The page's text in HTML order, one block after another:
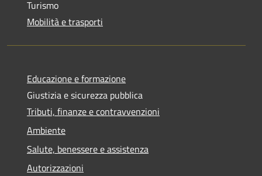
Turismo
Mobilità e trasporti
Educazione e formazione
Giustizia e sicurezza pubblica
Tributi, finanze e contravvenzioni
Ambiente
Salute, benessere e assistenza
Autorizzazioni